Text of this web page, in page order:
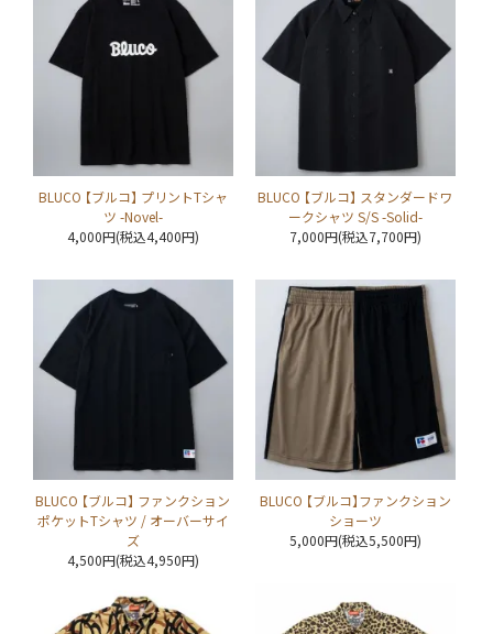
BLUCO 【ブルコ】 プリントTシャ
ツ -Novel-
4,000円(税込4,400円)
BLUCO 【ブルコ】 スタンダードワ
ークシャツ S/S -Solid-
7,000円(税込7,700円)
BLUCO 【ブルコ】 ファンクション
ポケットTシャツ / オーバーサイ
ズ
4,500円(税込4,950円)
BLUCO 【ブルコ】ファンクション
ショーツ
5,000円(税込5,500円)